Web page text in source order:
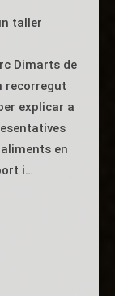
taller
Dimarts de
recorregut
explicar a
en
i…